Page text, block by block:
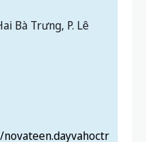
Bà Trưng, P. Lê